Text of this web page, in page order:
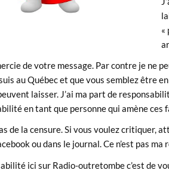
«
de votre message. Par contre je ne
au Québec et que vous semblez être
laisser. J’ai ma part de
en tant que personne qui amène ces
de la censure. Si vous voulez critiquer,
ou dans le journal. Ce n’est pas
ici sur Radio-outretombe c’est de